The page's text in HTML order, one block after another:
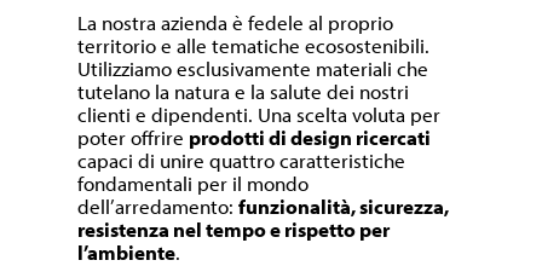
La nostra azienda è fedele al proprio
territorio e alle tematiche ecosostenibili.
Utilizziamo esclusivamente materiali che
tutelano la natura e la salute dei nostri
clienti e dipendenti. Una scelta voluta per
poter offrire prodotti di design ricercati
capaci di unire quattro caratteristiche
fondamentali per il mondo
dell’arredamento:funzionalità, sicurezza,
resistenza nel tempo e rispetto per
l’ambiente.